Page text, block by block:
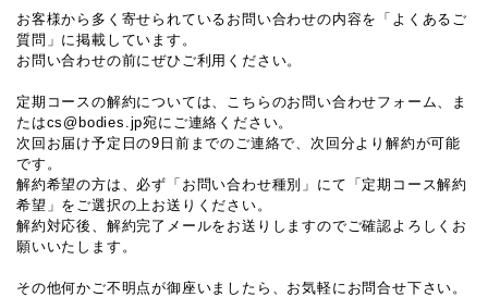
お客様から多く寄せられているお問い合わせの内容を「よくあるご
質問」に掲載しています。
お問い合わせの前にぜひご利用ください。
定期コースの解約については、こちらのお問い合わせフォーム、ま
たはcs@bodies.jp宛にご連絡ください。
次回お届け予定日の9日前までのご連絡で、次回分より解約が可能
です。
解約希望の方は、必ず「お問い合わせ種別」にて「定期コース解約
希望」をご選択の上お送りください。
解約対応後、解約完了メールをお送りしますのでご確認よろしくお
願いいたします。
その他何かご不明点が御座いましたら、お気軽にお問合せ下さい。